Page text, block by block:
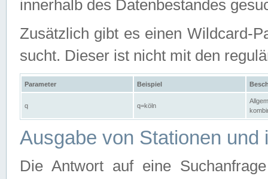
innerhalb des Datenbestandes
Zusätzlich gibt es einen Wildcard-
sucht. Dieser ist nicht mit den
Parameter Beispiel
q q=köln
Ausgabe von Stationen und
Die Antwort auf eine